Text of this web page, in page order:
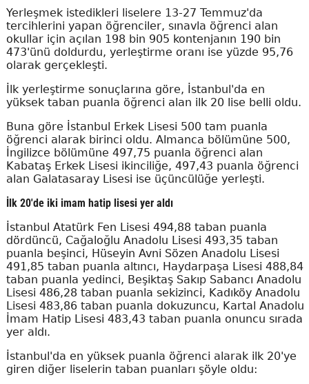
Yerleşmek istedikleri liselere 13-27 Temmuz'da
tercihlerini yapan öğrenciler, sınavla öğrenci alan
okullar için açılan 198 bin 905 kontenjanın 190 bin
473'ünü doldurdu, yerleştirme oranı ise yüzde 95,76
olarak gerçekleşti.
İlk yerleştirme sonuçlarına göre, İstanbul'da en
yüksek taban puanla öğrenci alan ilk 20 lise belli oldu.
Buna göre İstanbul Erkek Lisesi 500 tam puanla
öğrenci alarak birinci oldu. Almanca bölümüne 500,
İngilizce bölümüne 497,75 puanla öğrenci alan
Kabataş Erkek Lisesi ikinciliğe, 497,43 puanla öğrenci
alan Galatasaray Lisesi ise üçüncülüğe yerleşti.
İlk 20'de iki imam hatip lisesi yer aldı
İstanbul Atatürk Fen Lisesi 494,88 taban puanla
dördüncü, Cağaloğlu Anadolu Lisesi 493,35 taban
puanla beşinci, Hüseyin Avni Sözen Anadolu Lisesi
491,85 taban puanla altıncı, Haydarpaşa Lisesi 488,84
taban puanla yedinci, Beşiktaş Sakıp Sabancı Anadolu
Lisesi 486,28 taban puanla sekizinci, Kadıköy Anadolu
Lisesi 483,86 taban puanla dokuzuncu, Kartal Anadolu
İmam Hatip Lisesi 483,43 taban puanla onuncu sırada
yer aldı.
İstanbul'da en yüksek puanla öğrenci alarak ilk 20'ye
giren diğer liselerin taban puanları şöyle oldu: